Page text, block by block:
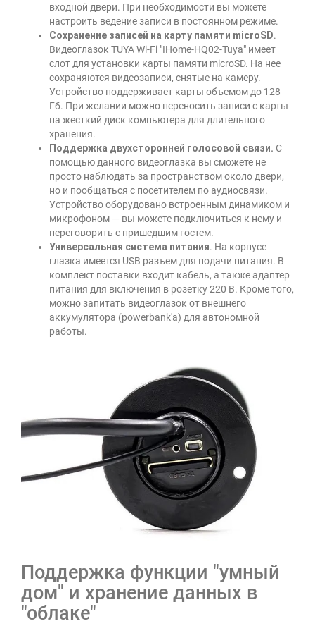
входной двери. При необходимости вы можете
настроить ведение записи в постоянном режиме.
Сохранение записей на карту памяти microSD.
Видеоглазок TUYA Wi-Fi "IHome-HQ02-Tuya" имеет
слот для установки карты памяти microSD. На нее
сохраняются видеозаписи, снятые на камеру.
Устройство поддерживает карты объемом до 128
Гб. При желании можно переносить записи с карты
на жесткий диск компьютера для длительного
хранения.
Поддержка двухсторонней голосовой связи. С
помощью данного видеоглазка вы сможете не
просто наблюдать за пространством около двери,
но и пообщаться с посетителем по аудиосвязи.
Устройство оборудовано встроенным динамиком и
микрофоном — вы можете подключиться к нему и
переговорить с пришедшим гостем.
Универсальная система питания. На корпусе
глазка имеется USB разъем для подачи питания. В
комплект поставки входит кабель, а также адаптер
питания для включения в розетку 220 В. Кроме того,
можно запитать видеоглазок от внешнего
аккумулятора (powerbank'a) для автономной
работы.
Поддержка функции "умный
дом" и хранение данных в
"облаке"